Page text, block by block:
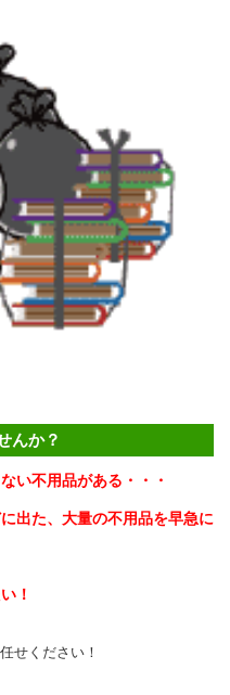
んか？
い不用品がある・・・
出た、大量の不用品を早急に
！
せください！